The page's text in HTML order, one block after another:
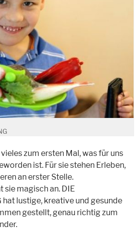
zum ersten Mal, was für uns
ist. Für sie stehen Erleben,
an erster Stelle.
sie magisch an. DIE
hat lustige, kreative und gesunde
gestellt, genau richtig zum